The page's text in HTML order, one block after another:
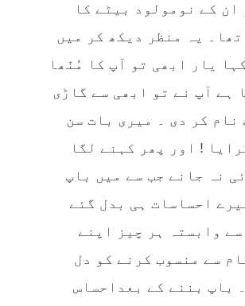
ان کے نومولود بیٹے کا
تھا۔ یہ منظر دیکھ کر میں
یار ابھی تو آپ کا مُنّھا
ہے آپ نے تو ابھی سے گاڑی
نام کر دی ۔ میری بات سن
! اور پھر کہنے لگا
نہ جانے جب سے میں باپ
احساسات ہی بدل گئے
سے وابستہ ہر چیز اپنے
سے منسوب کرنے کو دل
باپ بننے کے بعداحساس